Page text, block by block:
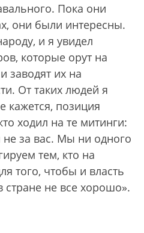
Пока они
они были интересны.
и я увидел
которые орут на
заводят их на
От таких людей я
кажется, позиция
ходил на те митинги:
за вас. Мы ни одного
тем, кто на
того, чтобы и власть
не все хорошо».